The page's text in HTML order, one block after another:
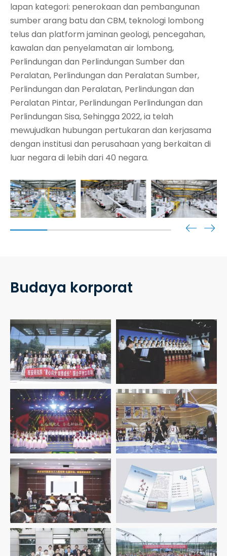
lapan kategori: penerokaan dan pembangunan
sumber arang batu dan CBM, teknologi lombong
telus dan platform jaminan geologi, pencegahan,
kawalan dan penyelamatan air lombong,
Perlindungan dan Perlindungan Sumber dan
Peralatan, Perlindungan dan Peralatan Sumber,
Perlindungan dan Peralatan, Perlindungan dan
Peralatan Pintar, Perlindungan Perlindungan dan
Perlindungan Sisa, Sehingga 2022, ia telah
mewujudkan hubungan pertukaran dan kerjasama
dengan institusi dan perusahaan yang berkaitan di
luar negara di lebih dari 40 negara.
Budaya korporat